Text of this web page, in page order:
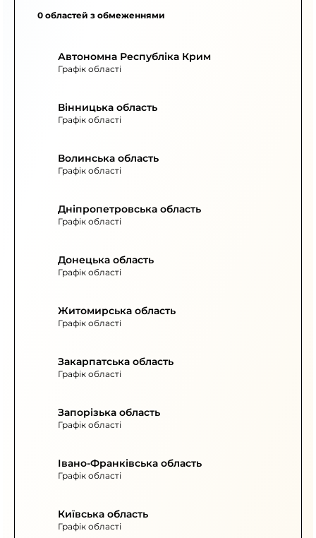
0 областей з обмеженнями
Автономна Республіка Крим
Графік області
Вінницька область
Графік області
Волинська область
Графік області
Дніпропетровська область
Графік області
Донецька область
Графік області
Житомирська область
Графік області
Закарпатська область
Графік області
Запорізька область
Графік області
Івано-Франківська область
Графік області
Київська область
Графік області